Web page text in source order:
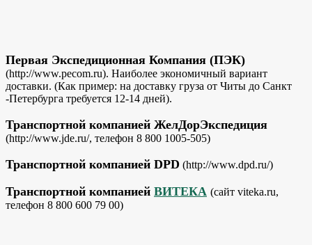
Первая Экспедиционная Компания (ПЭК)
(http://www.pecom.ru). Наиболее экономичный вариант
доставки. (Как пример: на доставку груза от Читы до Санкт
-Петербурга требуется 12-14 дней).
Транспортной компанией ЖелДорЭкспедиция
(http://www.jde.ru/, телефон 8 800 1005-505)
Транспортной компанией DPD (http://www.dpd.ru/)
Транспортной компанией ВИТЕКА (сайт viteka.ru,
телефон 8 800 600 79 00)